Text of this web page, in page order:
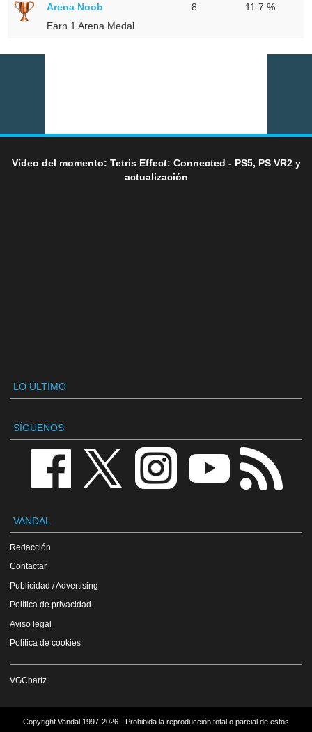
Arena Noob
Earn 1 Arena Medal
8 11.7 %
Vídeo del momento: Tetris Effect: Connected - PS5, PS VR2 y
actualización
LO ÚLTIMO
SÍGUENOS
VANDAL
Redacción
Contactar
Publicidad / Advertising
Política de privacidad
Aviso legal
Política de cookies
VGChartz
Copyright Vandal 1997-2026 - Prohibida la reproducción total o parcial de estos